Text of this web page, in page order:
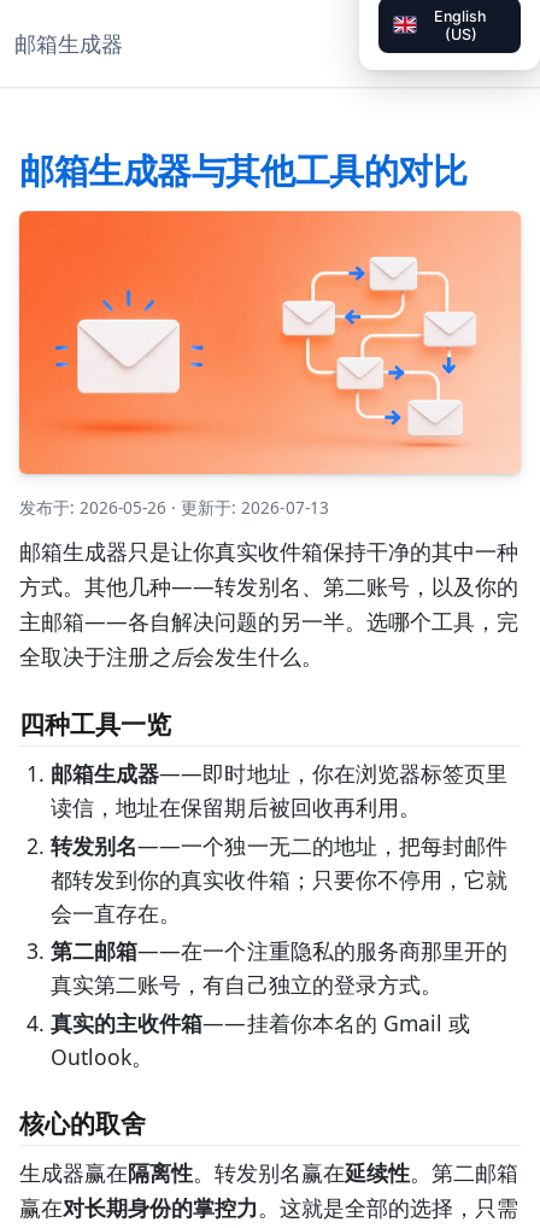
邮箱生成器 文档
English
(US)
邮箱生成器与其他工具的对比
发布于: 2026-05-26 ·更新于: 2026-07-13
邮箱生成器只是让你真实收件箱保持干净的其中一种
方式。其他几种——转发别名、第二账号，以及你的
主邮箱——各自解决问题的另一半。选哪个工具，完
全取决于注册之后会发生什么。
四种工具一览
邮箱生成器——即时地址，你在浏览器标签页里
读信，地址在保留期后被回收再利用。
转发别名——一个独一无二的地址，把每封邮件
都转发到你的真实收件箱；只要你不停用，它就
会一直存在。
第二邮箱——在一个注重隐私的服务商那里开的
真实第二账号，有自己独立的登录方式。
真实的主收件箱——挂着你本名的 Gmail 或
Outlook。
核心的取舍
生成器赢在隔离性。转发别名赢在延续性。第二邮箱
赢在对长期身份的掌控力。这就是全部的选择，只需